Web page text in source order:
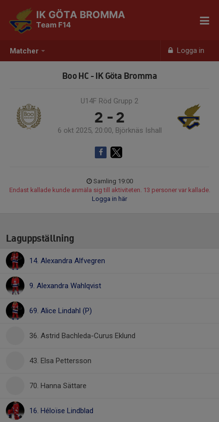
Matcher Logga in
IK GÖTA BROMMA
Team F14
Boo HC - IK Göta Bromma
U14F Röd Grupp 2
2 - 2
6 okt 2025, 20:00, Björknäs Ishall
Samling 19:00
Endast kallade kunde anmäla sig till aktiviteten. 13 personer var kallade.
Logga in här
Laguppställning
14. Alexandra Alfvegren
9. Alexandra Wahlqvist
69. Alice Lindahl (P)
36. Astrid Bachleda-Curus Eklund
43. Elsa Pettersson
70. Hanna Sättare
16. Héloïse Lindblad